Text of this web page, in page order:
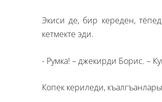
Экиси де, бир кереден,
кетмекте эди.
- Румка! – джекирди Борис. –
Копек кериледи,